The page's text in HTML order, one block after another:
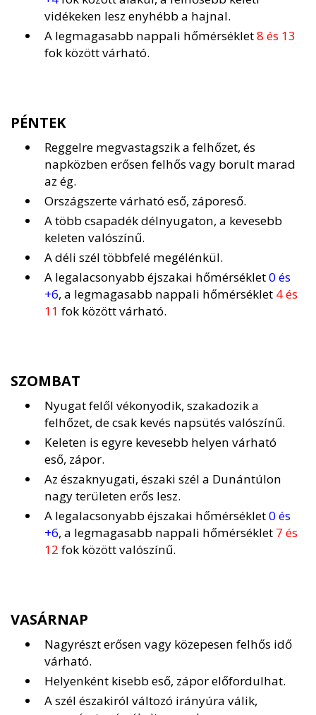
vidékeken lesz enyhébb a hajnal.
A legmagasabb nappali hőmérséklet8 és 13
fok között várható.
PÉNTEK
Reggelre megvastagszik a felhőzet, és
napközben erősen felhős vagy borult marad
az ég.
Országszerte várható eső, záporeső.
A több csapadék délnyugaton, a kevesebb
keleten valószínű.
A déli szél többfelé megélénkül.
A legalacsonyabb éjszakai hőmérséklet0 és
+6, a legmagasabb nappali hőmérséklet 4 és
11 fok között várható.
SZOMBAT
Nyugat felől vékonyodik, szakadozik a
felhőzet, de csak kevés napsütés valószínű.
Keleten is egyre kevesebb helyen várható
eső, zápor.
Az északnyugati, északi szél a Dunántúlon
nagy területen erős lesz.
A legalacsonyabb éjszakai hőmérséklet0 és
+6, a legmagasabb nappali hőmérséklet 7 és
12 fok között valószínű.
VASÁRNAP
Nagyrészt erősen vagy közepesen felhős idő
várható.
Helyenként kisebb eső, zápor előfordulhat.
A szél északiról változó irányúra válik,